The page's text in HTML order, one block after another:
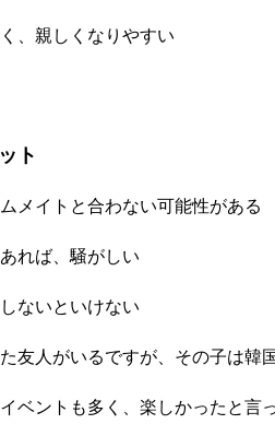
、親しくなりやすい
ト
メイトと合わない可能性がある
れば、騒がしい
ないといけない
友人がいるですが、その子は韓
ベントも多く、楽しかったと言